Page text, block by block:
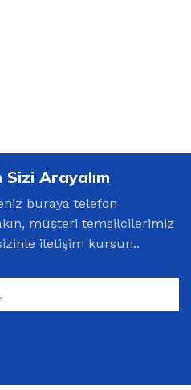
Sizi Arayalım
buraya telefon
müşteri temsilcilerimiz
iletişim kursun..